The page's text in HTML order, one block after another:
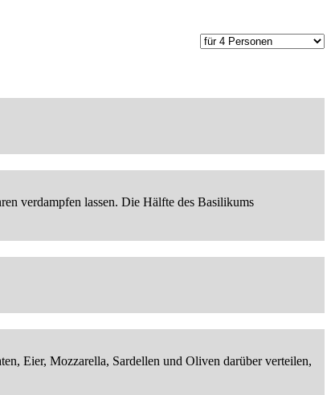
verdampfen lassen. Die Hälfte des Basilikums
Eier, Mozzarella, Sardellen und Oliven darüber verteilen,